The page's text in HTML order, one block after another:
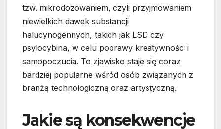
tzw. mikrodozowaniem, czyli przyjmowaniem
niewielkich dawek substancji
halucynogennych, takich jak LSD czy
psylocybina, w celu poprawy kreatywności i
samopoczucia. To zjawisko staje się coraz
bardziej popularne wśród osób związanych z
branżą technologiczną oraz artystyczną.
Jakie są konsekwencje